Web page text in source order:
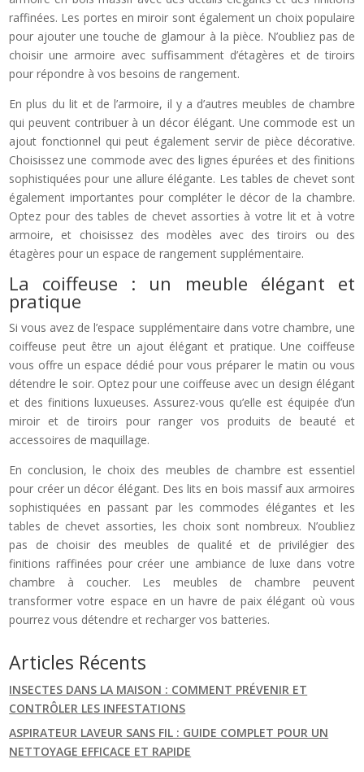
raffinées. Les portes en miroir sont également un choix populaire
pour ajouter une touche de glamour à la pièce. N’oubliez pas de
choisir une armoire avec suffisamment d’étagères et de tiroirs
pour répondre à vos besoins de rangement.
En plus du lit et de l’armoire, il y a d’autres meubles de chambre
qui peuvent contribuer à un décor élégant. Une commode est un
ajout fonctionnel qui peut également servir de pièce décorative.
Choisissez une commode avec des lignes épurées et des finitions
sophistiquées pour une allure élégante. Les tables de chevet sont
également importantes pour compléter le décor de la chambre.
Optez pour des tables de chevet assorties à votre lit et à votre
armoire, et choisissez des modèles avec des tiroirs ou des
étagères pour un espace de rangement supplémentaire.
La coiffeuse : un meuble élégant et
pratique
Si vous avez de l’espace supplémentaire dans votre chambre, une
coiffeuse peut être un ajout élégant et pratique. Une coiffeuse
vous offre un espace dédié pour vous préparer le matin ou vous
détendre le soir. Optez pour une coiffeuse avec un design élégant
et des finitions luxueuses. Assurez-vous qu’elle est équipée d’un
miroir et de tiroirs pour ranger vos produits de beauté et
accessoires de maquillage.
En conclusion, le choix des meubles de chambre est essentiel
pour créer un décor élégant. Des lits en bois massif aux armoires
sophistiquées en passant par les commodes élégantes et les
tables de chevet assorties, les choix sont nombreux. N’oubliez
pas de choisir des meubles de qualité et de privilégier des
finitions raffinées pour créer une ambiance de luxe dans votre
chambre à coucher. Les meubles de chambre peuvent
transformer votre espace en un havre de paix élégant où vous
pourrez vous détendre et recharger vos batteries.
Articles Récents
INSECTES DANS LA MAISON : COMMENT PRÉVENIR ET
CONTRÔLER LES INFESTATIONS
ASPIRATEUR LAVEUR SANS FIL : GUIDE COMPLET POUR UN
NETTOYAGE EFFICACE ET RAPIDE